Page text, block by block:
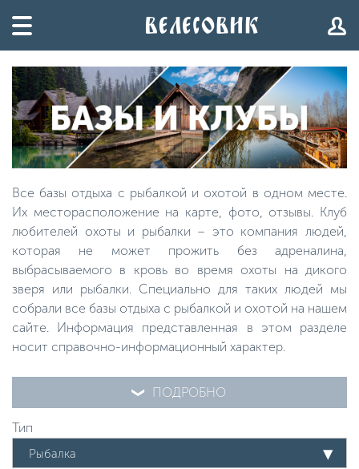
Все базы отдыха с рыбалкой и охотой в одном месте.
Их месторасположение на карте, фото, отзывы. Клуб
любителей охоты и рыбалки – это компания людей,
которая не может прожить без адреналина,
выбрасываемого в кровь во время охоты на дикого
зверя или рыбалки. Специально для таких людей мы
собрали все базы отдыха с рыбалкой и охотой на нашем
сайте. Информация представленная в этом разделе
носит справочно-информационный характер.
ПОДРОБНО
Тип
Рыбалка